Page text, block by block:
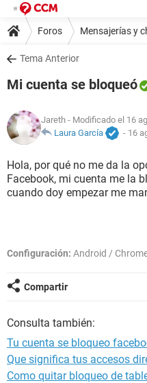
Foros Mensajerías y
Tema Anterior
Mi cuenta se bloqueó
Jareth - Modificado el 16
Laura García
- 16
Hola, por qué no me da la
Facebook, mi cuenta me la
cuando doy empezar me
Configuración: Android /
Compartir
Consulta también:
Tu cuenta se bloqueo
Que significa tus accesos
Como quitar bloqueo de